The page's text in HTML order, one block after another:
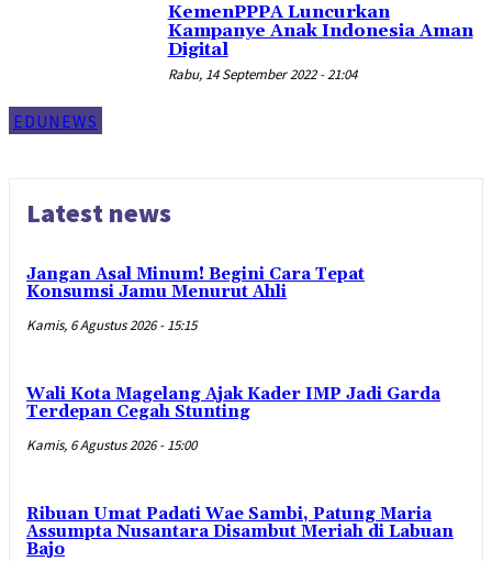
EDUNEWS
KemenPPPA Luncurkan
Kampanye Anak Indonesia Aman
Digital
Rabu, 14 September 2022 - 21:04
Latest news
Jangan Asal Minum! Begini Cara Tepat
Konsumsi Jamu Menurut Ahli
Kamis, 6 Agustus 2026 - 15:15
Wali Kota Magelang Ajak Kader IMP Jadi Garda
Terdepan Cegah Stunting
Kamis, 6 Agustus 2026 - 15:00
Ribuan Umat Padati Wae Sambi, Patung Maria
Assumpta Nusantara Disambut Meriah di Labuan
Bajo